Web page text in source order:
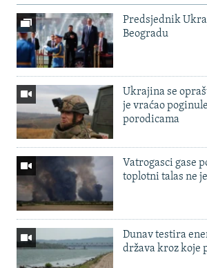
Predsjednik
Beogradu
Ukrajina se
je vraćao
porodicama
Vatrogasci gase
toplotni talas ne
Dunav testira
država kroz koje